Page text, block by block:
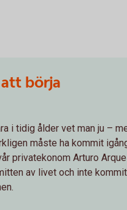
börja
i tidig ålder vet man ju –
måste ha kommit
privatekonom Arturo
av livet och inte kommit